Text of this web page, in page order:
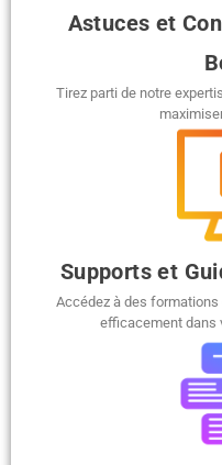
Astuces et
Tirez parti de notre
Supports et
Accédez à des
efficacement dans